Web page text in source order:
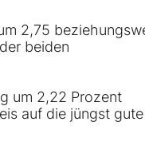
2,75
beiden
um 2,22 Prozent
auf die jüngst gute